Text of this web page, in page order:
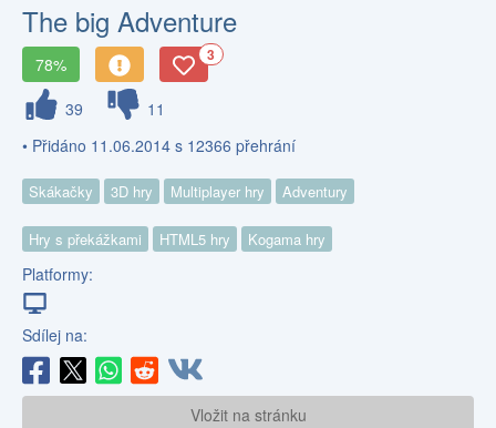
The big Adventure
78% 3
39
11
• Přidáno 11.06.2014 s 12366 přehrání
Skákačky 3D hry Multiplayer hry Adventury
Hry s překážkami HTML5 hry Kogama hry
Platformy:
Sdílej na:
Vložit na stránku